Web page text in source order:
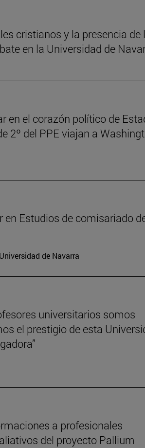
cristianos y la presencia de
en la Universidad de
en el corazón político de
2º del PPE viajan a
en Estudios de comisariado
de Navarra
universitarios somos
el prestigio de esta
a profesionales
del proyecto Pallium